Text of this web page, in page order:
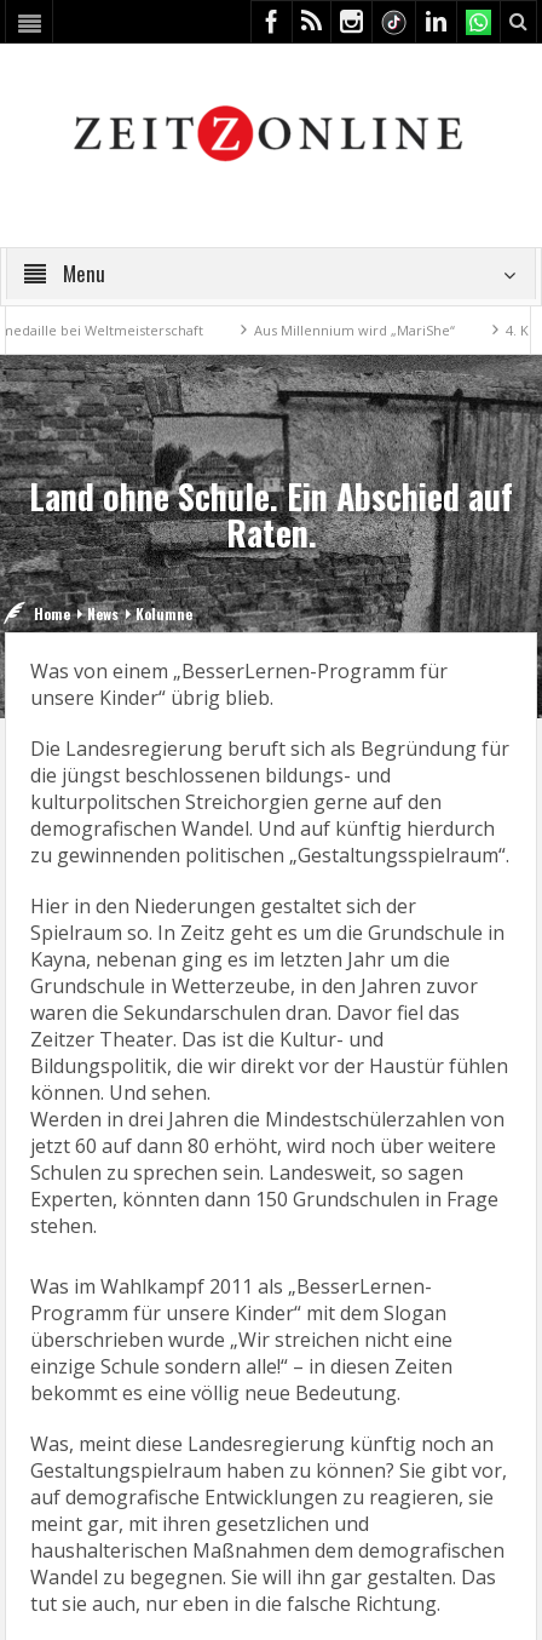
Menu
bei Weltmeisterschaft Aus Millennium wird „MariShe“ 4.
Land ohne Schule. Ein Abschied auf
Raten.
Home News Kolumne
Was von einem „BesserLernen-Programm für
unsere Kinder“ übrig blieb.
Die Landesregierung beruft sich als Begründung für
die jüngst beschlossenen bildungs- und
kulturpolitschen Streichorgien gerne auf den
demografischen Wandel. Und auf künftig hierdurch
zu gewinnenden politischen „Gestaltungsspielraum“.
Hier in den Niederungen gestaltet sich der
Spielraum so. In Zeitz geht es um die Grundschule in
Kayna, nebenan ging es im letzten Jahr um die
Grundschule in Wetterzeube, in den Jahren zuvor
waren die Sekundarschulen dran. Davor fiel das
Zeitzer Theater. Das ist die Kultur- und
Bildungspolitik, die wir direkt vor der Haustür fühlen
können. Und sehen.
Werden in drei Jahren die Mindestschülerzahlen von
jetzt 60 auf dann 80 erhöht, wird noch über weitere
Schulen zu sprechen sein. Landesweit, so sagen
Experten, könnten dann 150 Grundschulen in Frage
stehen.
Was im Wahlkampf 2011 als „BesserLernen-
Programm für unsere Kinder“ mit dem Slogan
überschrieben wurde „Wir streichen nicht eine
einzige Schule sondern alle!“ – in diesen Zeiten
bekommt es eine völlig neue Bedeutung.
Was, meint diese Landesregierung künftig noch an
Gestaltungspielraum haben zu können? Sie gibt vor,
auf demografische Entwicklungen zu reagieren, sie
meint gar, mit ihren gesetzlichen und
haushalterischen Maßnahmen dem demografischen
Wandel zu begegnen. Sie will ihn gar gestalten. Das
tut sie auch, nur eben in die falsche Richtung.